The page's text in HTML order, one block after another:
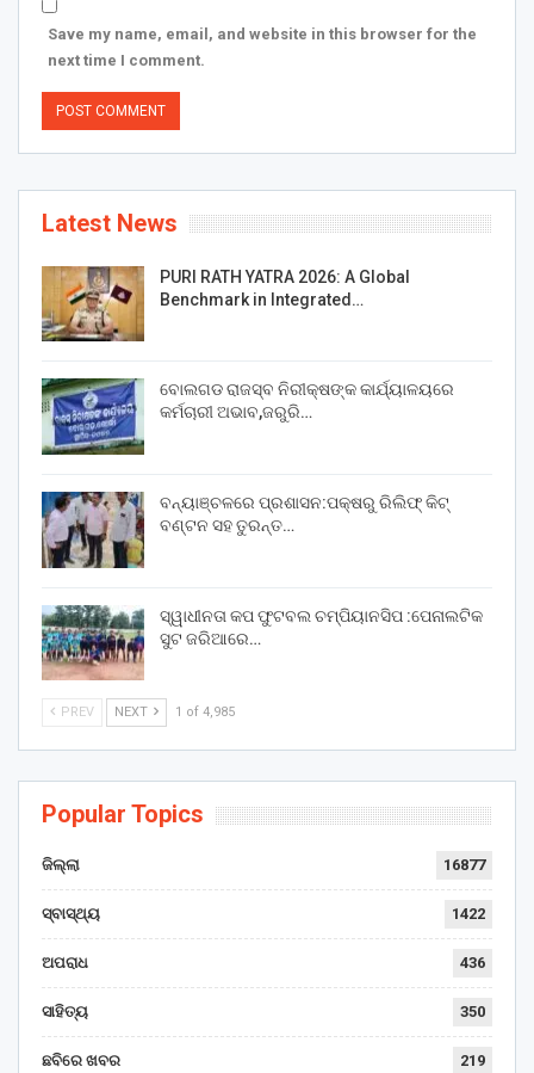
Save my name, email, and website in this browser for the
next time I comment.
Latest News
PURI RATH YATRA 2026: A Global
Benchmark in Integrated…
ବୋଲଗଡ ରାଜସ୍ବ ନିରୀକ୍ଷଙ୍କ କାର୍ଯ୍ୟାଳୟରେ
କର୍ମଚାରୀ ଅଭାବ,ଜରୁରି…
ବନ୍ୟାଞ୍ଚଳରେ ପ୍ରଶାସନ:ପକ୍ଷରୁ ରିଲିଫ୍ କିଟ୍
ବଣ୍ଟନ ସହ ତୁରନ୍ତ…
ସ୍ୱାଧୀନତା କପ ଫୁଟବଲ ଚମ୍ପିୟାନସିପ :ପେନାଲଟିକ
ସୁଟ ଜରିଆରେ…
PREV NEXT 1 of 4,985
Popular Topics
ଜିଲ୍ଲା 16877
ସ୍ବାସ୍ଥ୍ୟ 1422
ଅପରାଧ 436
ସାହିତ୍ୟ 350
ଛବିରେ ଖବର 219